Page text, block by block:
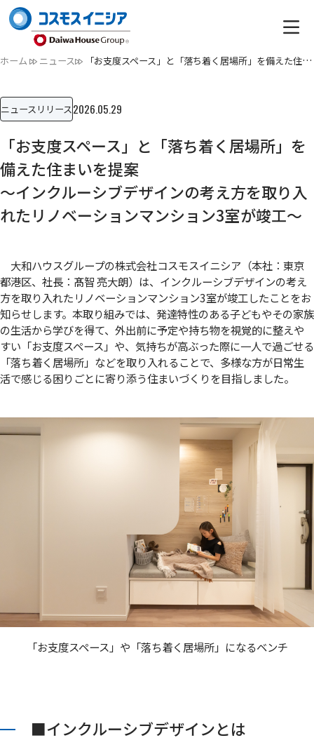
ホーム ニュース 「お支度スペース」と「落ち着く居場所」を備えた住まいを提案…
ニュースリリース2026.05.29
「お支度スペース」と「落ち着く居場所」を
備えた住まいを提案
～インクルーシブデザインの考え方を取り入
れたリノベーションマンション3室が竣工～
大和ハウスグループの株式会社コスモスイニシア（本社：東京
都港区、社長：髙智 亮大朗）は、インクルーシブデザインの考え
方を取り入れたリノベーションマンション3室が竣工したことをお
知らせします。本取り組みでは、発達特性のある子どもやその家族
の生活から学びを得て、外出前に予定や持ち物を視覚的に整えや
すい「お支度スペース」や、気持ちが高ぶった際に一人で過ごせる
「落ち着く居場所」などを取り入れることで、多様な方が日常生
活で感じる困りごとに寄り添う住まいづくりを目指しました。
「お支度スペース」や「落ち着く居場所」になるベンチ
■インクルーシブデザインとは